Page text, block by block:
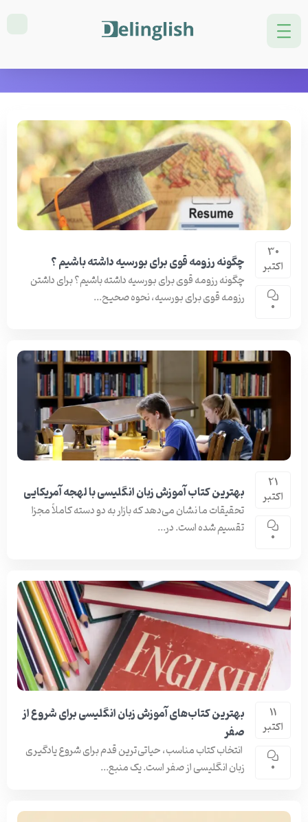
دسته بندی: blog
30
اکتبر
0
چگونه رزومه قوی برای بورسیه داشته باشیم ؟
چگونه رزومه قوی برای بورسیه داشته باشیم؟ برای داشتن
رزومه قوی برای بورسیه، نحوه صحیح...
21
اکتبر
0
بهترین کتاب آموزش زبان انگلیسی با لهجه آمریکایی
تحقیقات ما نشان می‌دهد که بازار به دو دسته کاملاً مجزا
تقسیم شده است. در...
11
اکتبر
0
بهترین کتاب‌های آموزش زبان انگلیسی برای شروع از
صفر
انتخاب کتاب مناسب، حیاتی‌ترین قدم برای شروع یادگیری
زبان انگلیسی از صفر است. یک منبع...